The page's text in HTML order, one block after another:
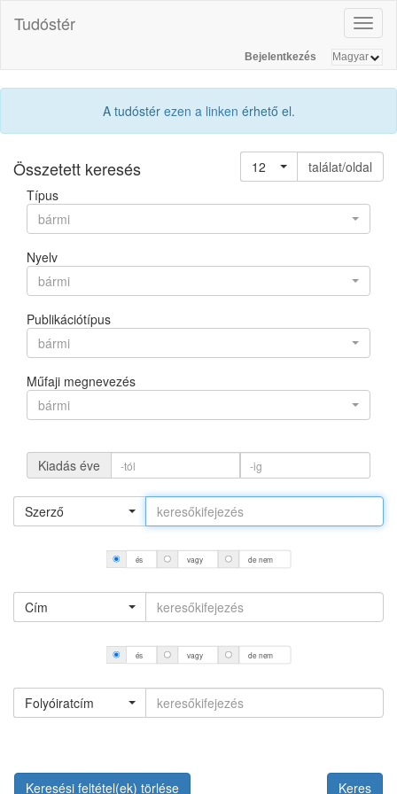
Tudóstér
Bejelentkezés
A tudóstér ezen a linken érhető el.
Összetett keresés 12
találat/oldal
Típus
bármi
Nyelv
bármi
Publikációtípus
bármi
Műfaji megnevezés
bármi
Kiadás éve
Szerző
és vagy de nem
Cím
és vagy de nem
Folyóiratcím
Keresési feltétel(ek) törlése